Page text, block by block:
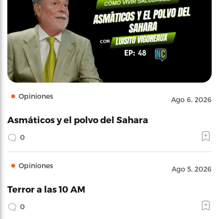
Opiniones Ago 6, 2026
Asmáticos y el polvo del Sahara
0
Opiniones Ago 5, 2026
Terror a las 10 AM
0